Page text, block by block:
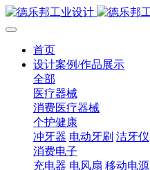
首页
设计案例/作品展示
全部
医疗器械
消费医疗器械
个护健康
冲牙器 电动牙刷 洁牙仪
消费电子
充电器 电风扇 移动电源